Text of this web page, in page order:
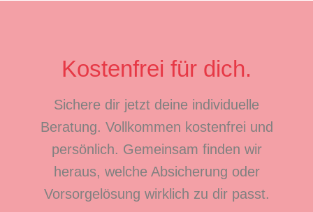
Kostenfrei für dich.
Sichere dir jetzt deine individuelle
Beratung. Vollkommen kostenfrei und
persönlich. Gemeinsam finden wir
heraus, welche Absicherung oder
Vorsorgelösung wirklich zu dir passt.